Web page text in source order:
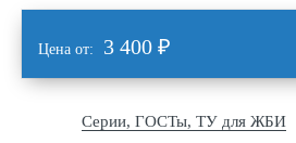
Цена от: 3 400 ₽
Серии, ГОСТы, ТУ для ЖБИ